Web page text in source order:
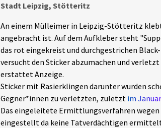
Stadt Leipzig, Stötteritz
An einem Mülleimer in Leipzig-Stötteritz
angebracht ist. Auf dem Aufkleber steht
das rot eingekreist und durchgestrichen
versucht den Sticker abzumachen und
erstattet Anzeige.
Sticker mit Rasierklingen darunter wurden
Gegner*innen zu verletzten, zuletzt im Januar
Das eingeleitete Ermittlungsverfahren
eingestellt da keine Tatverdächtigen